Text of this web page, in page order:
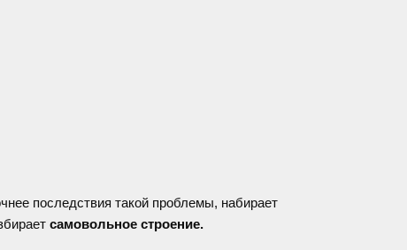
последствия такой проблемы, набирает
самовольное строение.